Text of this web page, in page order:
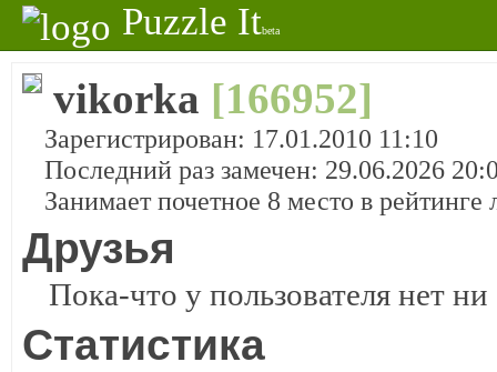
Puzzle Itbeta
vikorka [166952]
Зарегистрирован: 17.01.2010 11:10
Последний раз замечен: 29.06.2026
Занимает почетное 8 место в
Друзья
Пока-что у пользователя нет
Статистика